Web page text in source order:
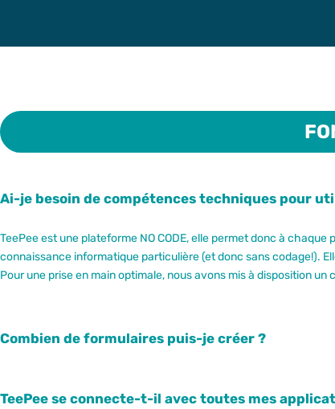
Ai-je besoin de compétences techniques pour
TeePee est une plateforme NO CODE, elle permet donc à
connaissance informatique particulière (et donc sans codage!).
Pour une prise en main optimale, nous avons mis à disposition
Combien de formulaires puis-je créer ?
TeePee se connecte-t-il avec toutes mes